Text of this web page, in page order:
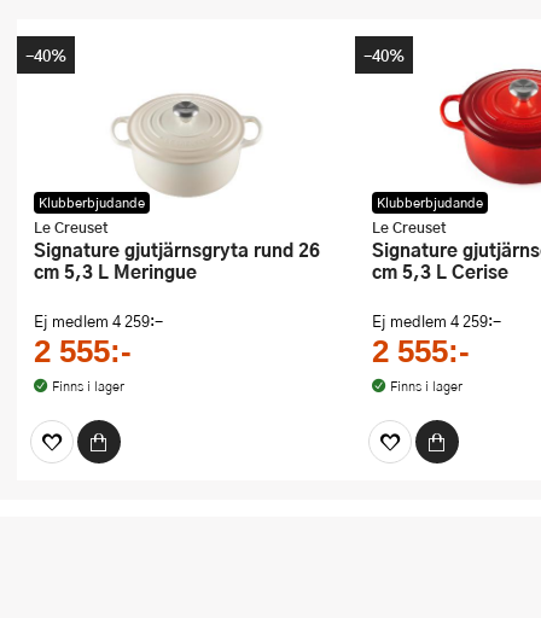
Klubberbjudande
Le Creuset
Signature gjutjärnsgryta rund 26
cm 5,3 L Meringue
Ej medlem 4 259:-
2 555:-
Finns i lager
-40%
Klubberbjudande
Le Creuset
Signature gjutjärnsgryta rund 26
cm 5,3 L Cerise
Ej medlem 4 259:-
2 555:-
Finns i lager
-40%